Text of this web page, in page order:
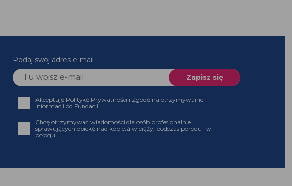
Podaj swój adres e-mail
Akceptuję Politykę Prywatności i Zgodę na otrzymywanie
informacji od Fundacji
Chcę otrzymywać wiadomości dla osób profesjonalnie
sprawujących opiekę nad kobietą w ciąży, podczas porodu i w
połogu